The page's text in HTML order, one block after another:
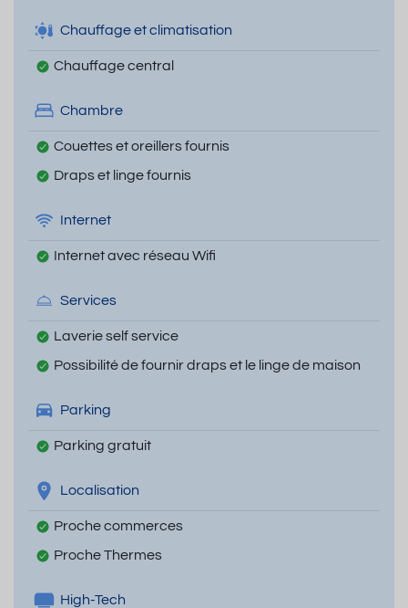
Chauffage et climatisation
Chauffage central
Chambre
Couettes et oreillers fournis
Draps et linge fournis
Internet
Internet avec réseau Wifi
Services
Laverie self service
Possibilité de fournir draps et le linge de maison
Parking
Parking gratuit
Localisation
Proche commerces
Proche Thermes
High-Tech